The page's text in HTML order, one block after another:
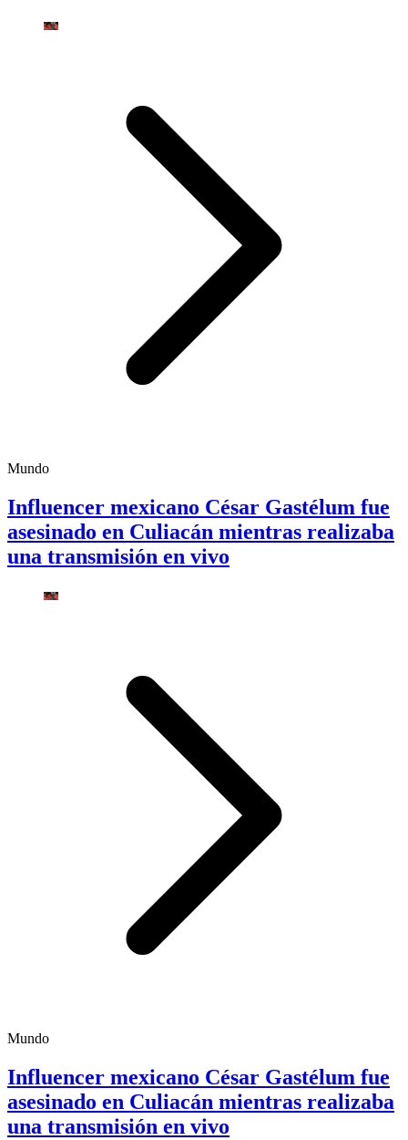
Mundo
Influencer mexicano César Gastélum fue
asesinado en Culiacán mientras realizaba
una transmisión en vivo
Mundo
Influencer mexicano César Gastélum fue
asesinado en Culiacán mientras realizaba
una transmisión en vivo